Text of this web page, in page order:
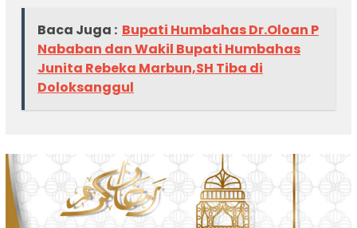
Baca Juga : Bupati Humbahas Dr.Oloan P
Nababan dan Wakil Bupati Humbahas
Junita Rebeka Marbun,SH Tiba di
Doloksanggul